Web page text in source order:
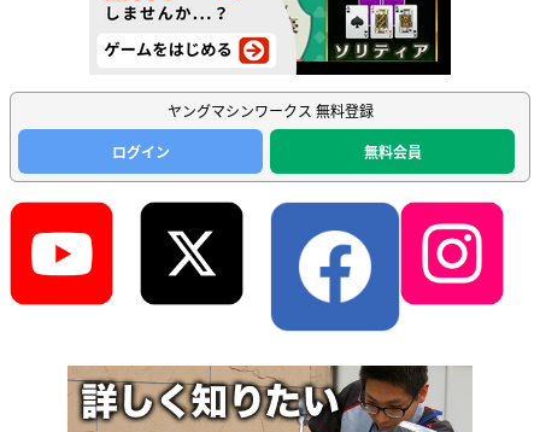
ヤングマシンワークス 無料登録
ログイン
無料会員